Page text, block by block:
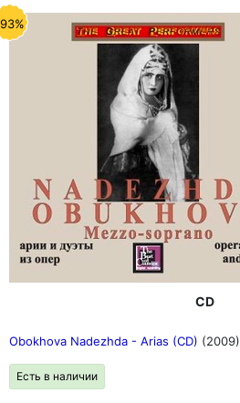
CD
Obokhova Nadezhda - Arias (CD) (2009)
Есть в наличии